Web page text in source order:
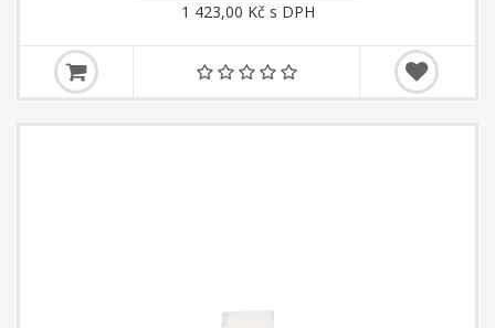
1 423,00 Kč s DPH